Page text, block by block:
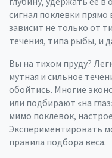
сигнал поклевки прямо
зависит не только от
течения, типа рыбы, и
Вы на тихом пруду?
мутная и сильное
обойтись. Многие
или подбирают «на
мимо поклевок,
Экспериментировать
правила подбора веса.